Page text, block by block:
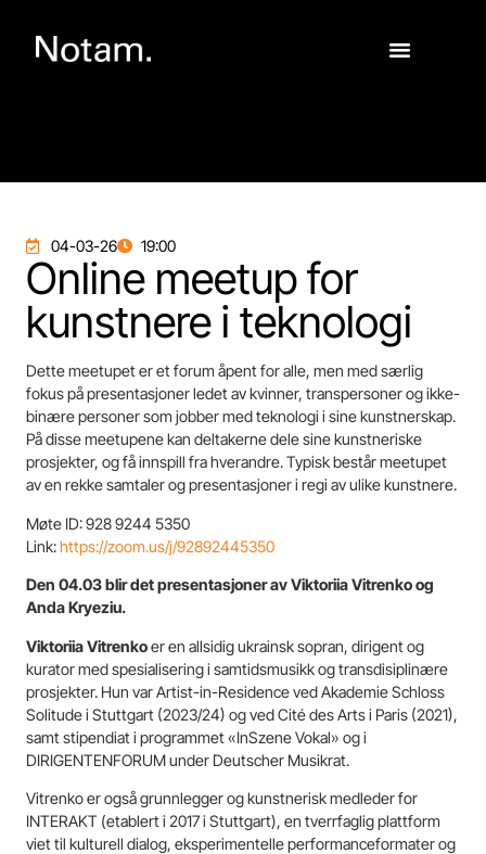
04-03-26 19:00
Online meetup for
kunstnere i teknologi
Dette meetupet er et forum åpent for alle, men med særlig
fokus på presentasjoner ledet av kvinner, transpersoner og ikke-
binære personer som jobber med teknologi i sine kunstnerskap.
På disse meetupene kan deltakerne dele sine kunstneriske
prosjekter, og få innspill fra hverandre. Typisk består meetupet
av en rekke samtaler og presentasjoner i regi av ulike kunstnere.
Møte ID: 928 9244 5350
Link:https://zoom.us/j/92892445350
Den 04.03 blir det presentasjoner av Viktoriia Vitrenko og
Anda Kryeziu.
Viktoriia Vitrenkoer en allsidig ukrainsk sopran, dirigent og
kurator med spesialisering i samtidsmusikk og transdisiplinære
prosjekter. Hun var Artist-in-Residence ved Akademie Schloss
Solitude i Stuttgart (2023/24) og ved Cité des Arts i Paris (2021),
samt stipendiat i programmet «InSzene Vokal» og i
DIRIGENTENFORUM under Deutscher Musikrat.
Vitrenko er også grunnlegger og kunstnerisk medleder for
INTERAKT (etablert i 2017 i Stuttgart), en tverrfaglig plattform
viet til kulturell dialog, eksperimentelle performanceformater og